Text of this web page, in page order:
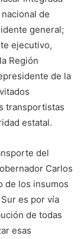
de
general;
ejecutivo,
Región
de la
transportistas
estatal.
del
Carlos
de los insumos
es por vía
de todas
esas